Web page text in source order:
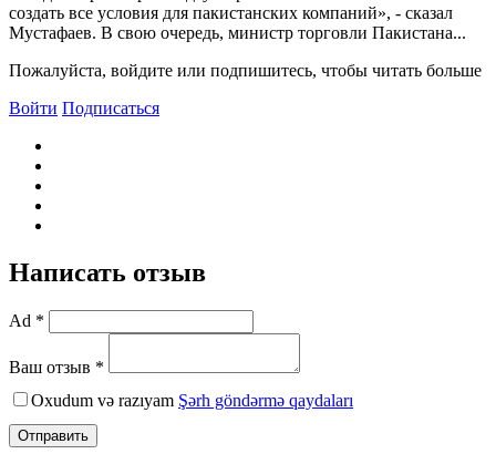
создать все условия для пакистанских компаний», - сказал
Мустафаев. В свою очередь, министр торговли Пакистана...
Пожалуйста, войдите или подпишитесь, чтобы читать больше
Войти Подписаться
Написать отзыв
Ad *
Ваш отзыв *
Oxudum və razıyam Şərh göndərmə qaydaları
Отправить